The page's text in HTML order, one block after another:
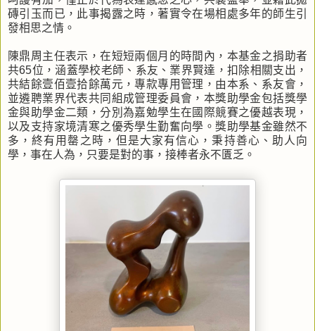
磚引玉而已，此事揭露之時，著實令在場相處多年的師生引
發相思之情。
陳鼎周主任表示，在短短兩個月的時間內，本基金之捐助者
共65位，涵蓋學校老師、系友、業界賢達，扣除相關支出，
共結餘壹佰壹拾餘萬元，專款專用管理，由本系、系友會，
並遴聘業界代表共同組成管理委員會，本獎助學金包括獎學
金與助學金二類，分別為嘉勉學生在國際競賽之優越表現，
以及支持家境清寒之優秀學生勤奮向學。獎助學基金雖然不
多，終有用罄之時，但是大家有信心，秉持善心、助人向
學，事在人為，只要是對的事，接棒者永不匱乏。